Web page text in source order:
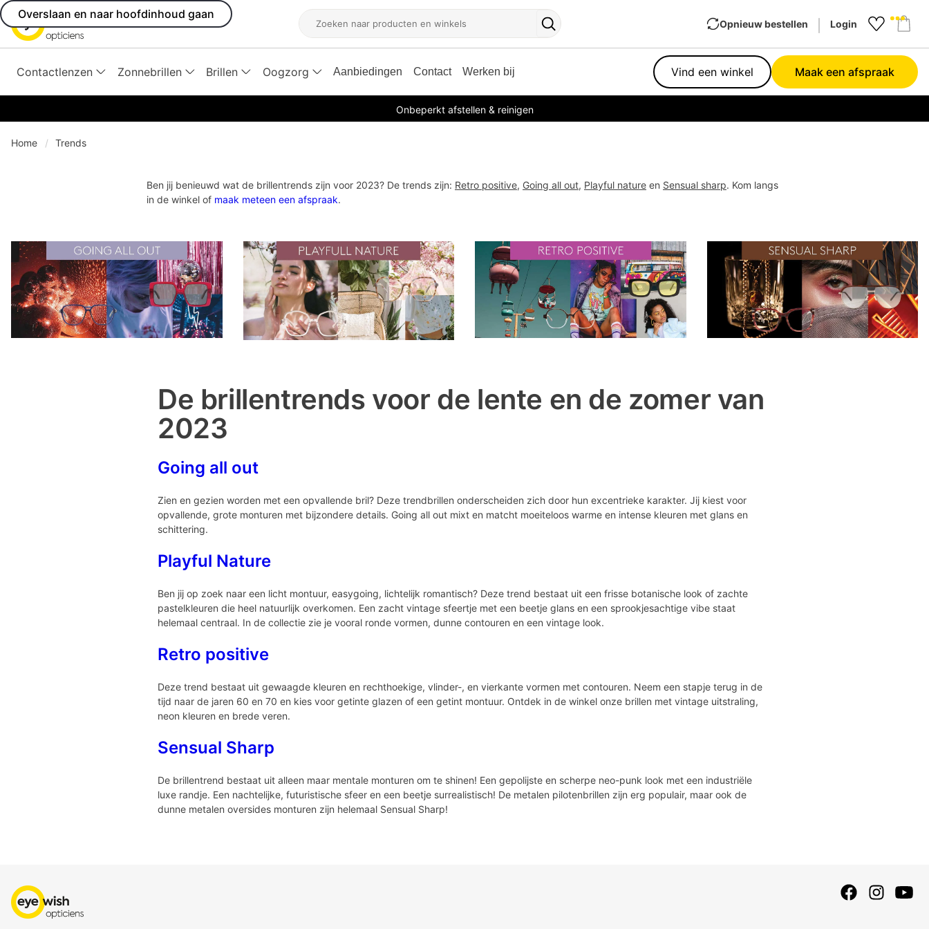
Overslaan en naar hoofdinhoud gaan
Zoeken
Zoekknop
Opnieuw bestellen Login
Contactlenzen Zonnebrillen Brillen Oogzorg Aanbiedingen Contact Werken bij Vind een winkel Maak een afspraak
Onbeperkt afstellen & reinigen
Home Trends
Ben jij benieuwd wat de brillentrends zijn voor 2023? De trends zijn: Retro positive, Going all out, Playful nature en Sensual sharp. Kom langs
in de winkel of maak meteen een afspraak.
De brillentrends voor de lente en de zomer van
2023
Going all out
Zien en gezien worden met een opvallende bril? Deze trendbrillen onderscheiden zich door hun excentrieke karakter. Jij kiest voor
opvallende, grote monturen met bijzondere details. Going all out mixt en matcht moeiteloos warme en intense kleuren met glans en
schittering.
Playful Nature
Ben jij op zoek naar een licht montuur, easygoing, lichtelijk romantisch? Deze trend bestaat uit een frisse botanische look of zachte
pastelkleuren die heel natuurlijk overkomen. Een zacht vintage sfeertje met een beetje glans en een sprookjesachtige vibe staat
helemaal centraal. In de collectie zie je vooral ronde vormen, dunne contouren en een vintage look.
Retro positive
Deze trend bestaat uit gewaagde kleuren en rechthoekige, vlinder-, en vierkante vormen met contouren. Neem een stapje terug in de
tijd naar de jaren 60 en 70 en kies voor getinte glazen of een getint montuur. Ontdek in de winkel onze brillen met vintage uitstraling,
neon kleuren en brede veren.
Sensual Sharp
De brillentrend bestaat uit alleen maar mentale monturen om te shinen! Een gepolijste en scherpe neo-punk look met een industriële
luxe randje. Een nachtelijke, futuristische sfeer en een beetje surrealistisch! De metalen pilotenbrillen zijn erg populair, maar ook de
dunne metalen oversides monturen zijn helemaal Sensual Sharp!